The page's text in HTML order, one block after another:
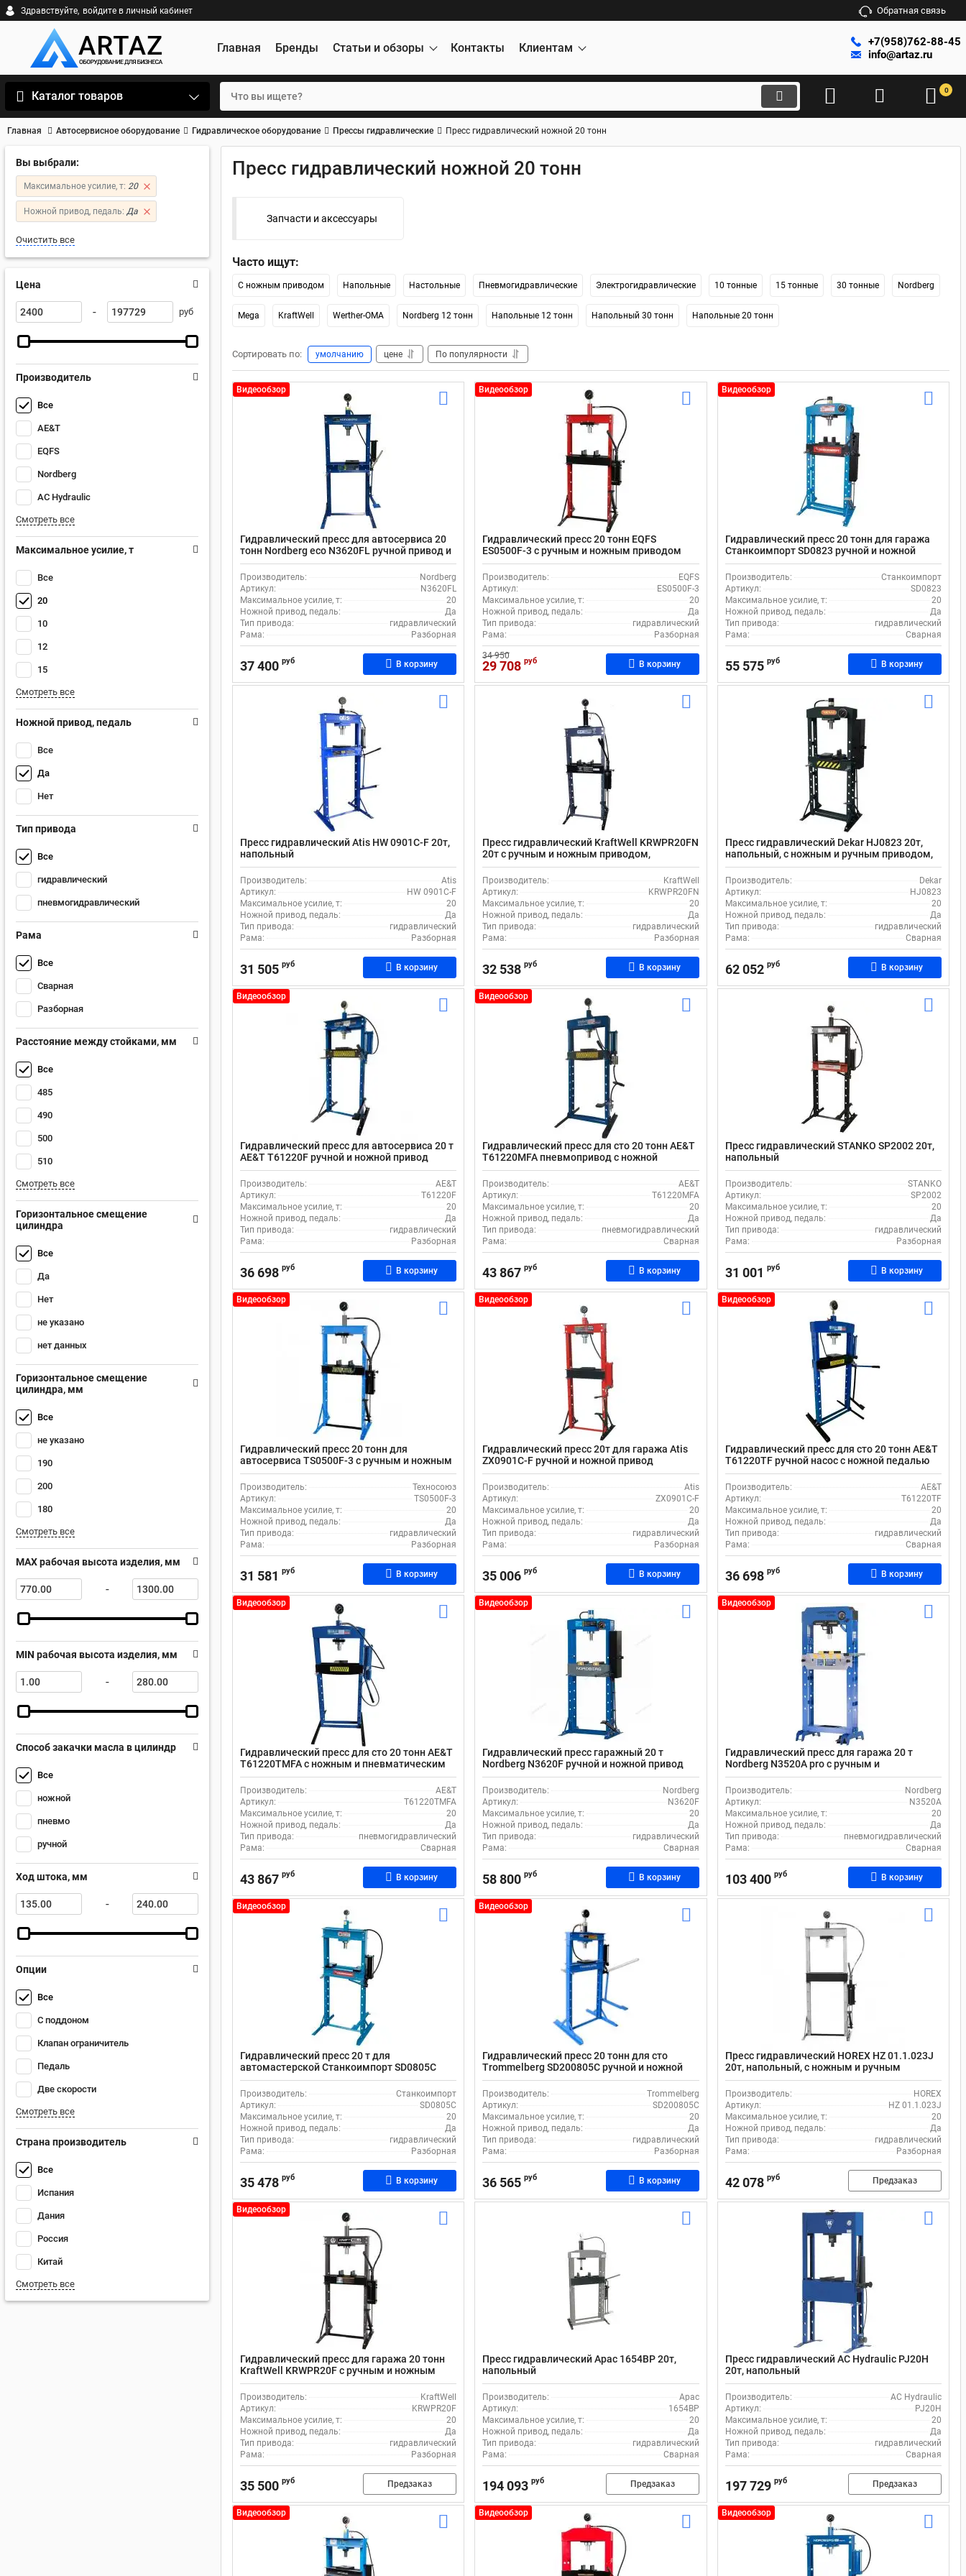
Здравствуйте, войдите в личный кабинет Обратная связь
Главная Бренды Статьи и обзоры Контакты Клиентам
+7(958)762-88-45
info@artaz.ru
Каталог товаров 0
Главная Автосервисное оборудование Гидравлическое оборудование Прессы гидравлические Пресс гидравлический ножной 20 тонн
Вы выбрали:
Максимальное усилие, т: 20
Ножной привод, педаль: Да
Очистить все
Цена
- руб
Производитель
Все
AE&T
EQFS
Nordberg
AC Hydraulic
Смотреть все
Максимальное усилие, т
Все
20
10
12
15
Смотреть все
Ножной привод, педаль
Все
Да
Нет
Тип привода
Все
гидравлический
пневмогидравлический
Рама
Все
Сварная
Разборная
Расстояние между стойками, мм
Все
485
490
500
510
Смотреть все
Горизонтальное смещение
цилиндра
Все
Да
Нет
не указано
нет данных
Горизонтальное смещение
цилиндра, мм
Все
не указано
190
200
180
Смотреть все
MAX рабочая высота изделия, мм
-
MIN рабочая высота изделия, мм
-
Способ закачки масла в цилиндр
Все
ножной
пневмо
ручной
Ход штока, мм
-
Опции
Все
С поддоном
Клапан ограничитель
Педаль
Две скорости
Смотреть все
Страна производитель
Все
Испания
Дания
Россия
Китай
Смотреть все
Пресс гидравлический ножной 20 тонн
Запчасти и аксессуары
Часто ищут:
С ножным приводом Напольные Настольные Пневмогидравлические Электрогидравлические 10 тонные 15 тонные 30 тонные Nordberg
Mega KraftWell Werther-OMA Nordberg 12 тонн Напольные 12 тонн Напольный 30 тонн Напольные 20 тонн
Сортировать по: умолчанию цене По популярности
Видеообзор
Гидравлический пресс для автосервиса 20
тонн Nordberg eco N3620FL ручной привод и
педаль
Производитель:
Nordberg
Артикул:
N3620FL
Максимальное усилие, т:
20
Ножной привод, педаль:
Да
Тип привода:
гидравлический
Рама:
Разборная
37 400 руб В корзину
Видеообзор
Гидравлический пресс 20 тонн EQFS
ES0500F-3 с ручным и ножным приводом
Производитель:
EQFS
Артикул:
ES0500F-3
Максимальное усилие, т:
20
Ножной привод, педаль:
Да
Тип привода:
гидравлический
Рама:
Разборная
34 950
29 708 руб В корзину
Видеообзор
Гидравлический пресс 20 тонн для гаража
Станкоимпорт SD0823 ручной и ножной
привод
Производитель:
Станкоимпорт
Артикул:
SD0823
Максимальное усилие, т:
20
Ножной привод, педаль:
Да
Тип привода:
гидравлический
Рама:
Сварная
55 575 руб В корзину
Пресс гидравлический Atis HW 0901C-F 20т,
напольный
Производитель:
Atis
Артикул:
HW 0901C-F
Максимальное усилие, т:
20
Ножной привод, педаль:
Да
Тип привода:
гидравлический
Рама:
Разборная
31 505 руб В корзину
Пресс гидравлический KraftWell KRWPR20FN
20т с ручным и ножным приводом,
напольный, с ходом штока 160 мм
Производитель:
KraftWell
Артикул:
KRWPR20FN
Максимальное усилие, т:
20
Ножной привод, педаль:
Да
Тип привода:
гидравлический
Рама:
Разборная
32 538 руб В корзину
Пресс гидравлический Dekar HJ0823 20т,
напольный, с ножным и ручным приводом,
со сварной рамой, ходом штока 160 мм
Производитель:
Dekar
Артикул:
HJ0823
Максимальное усилие, т:
20
Ножной привод, педаль:
Да
Тип привода:
гидравлический
Рама:
Сварная
62 052 руб В корзину
Видеообзор
Гидравлический пресс для автосервиса 20 т
AE&T Т61220F ручной и ножной привод
Производитель:
AE&T
Артикул:
T61220F
Максимальное усилие, т:
20
Ножной привод, педаль:
Да
Тип привода:
гидравлический
Рама:
Разборная
36 698 руб В корзину
Видеообзор
Гидравлический пресс для сто 20 тонн AE&T
T61220MFA пневмопривод с ножной
педалью
Производитель:
AE&T
Артикул:
T61220MFA
Максимальное усилие, т:
20
Ножной привод, педаль:
Да
Тип привода:
пневмогидравлический
Рама:
Сварная
43 867 руб В корзину
Пресс гидравлический STANKO SP2002 20т,
напольный
Производитель:
STANKO
Артикул:
SP2002
Максимальное усилие, т:
20
Ножной привод, педаль:
Да
Тип привода:
гидравлический
Рама:
Разборная
31 001 руб В корзину
Видеообзор
Гидравлический пресс 20 тонн для
автосервиса TS0500F-3 с ручным и ножным
приводом
Производитель:
Техносоюз
Артикул:
TS0500F-3
Максимальное усилие, т:
20
Ножной привод, педаль:
Да
Тип привода:
гидравлический
Рама:
Разборная
31 581 руб В корзину
Видеообзор
Гидравлический пресс 20т для гаража Atis
ZX0901C-F ручной и ножной привод
Производитель:
Atis
Артикул:
ZX0901C-F
Максимальное усилие, т:
20
Ножной привод, педаль:
Да
Тип привода:
гидравлический
Рама:
Разборная
35 006 руб В корзину
Видеообзор
Гидравлический пресс для сто 20 тонн AE&T
T61220TF ручной насос с ножной педалью
Производитель:
AE&T
Артикул:
T61220TF
Максимальное усилие, т:
20
Ножной привод, педаль:
Да
Тип привода:
гидравлический
Рама:
Сварная
36 698 руб В корзину
Видеообзор
Гидравлический пресс для сто 20 тонн AE&T
T61220TMFA с ножным и пневматическим
приводом
Производитель:
AE&T
Артикул:
T61220TMFA
Максимальное усилие, т:
20
Ножной привод, педаль:
Да
Тип привода:
пневмогидравлический
Рама:
Сварная
43 867 руб В корзину
Видеообзор
Гидравлический пресс гаражный 20 т
Nordberg N3620F ручной и ножной привод
Производитель:
Nordberg
Артикул:
N3620F
Максимальное усилие, т:
20
Ножной привод, педаль:
Да
Тип привода:
гидравлический
Рама:
Сварная
58 800 руб В корзину
Видеообзор
Гидравлический пресс для гаража 20 т
Nordberg N3520A pro с ручным и
пневматическим приводом
Производитель:
Nordberg
Артикул:
N3520A
Максимальное усилие, т:
20
Ножной привод, педаль:
Да
Тип привода:
пневмогидравлический
Рама:
Сварная
103 400 руб В корзину
Видеообзор
Гидравлический пресс 20 т для
автомастерской Станкоимпорт SD0805C
ручной и ножной привод
Производитель:
Станкоимпорт
Артикул:
SD0805C
Максимальное усилие, т:
20
Ножной привод, педаль:
Да
Тип привода:
гидравлический
Рама:
Разборная
35 478 руб В корзину
Видеообзор
Гидравлический пресс 20 тонн для сто
Trommelberg SD200805C ручной и ножной
привод
Производитель:
Trommelberg
Артикул:
SD200805C
Максимальное усилие, т:
20
Ножной привод, педаль:
Да
Тип привода:
гидравлический
Рама:
Разборная
36 565 руб В корзину
Пресс гидравлический HOREX HZ 01.1.023J
20т, напольный, с ножным и ручным
приводом, ходом штока 145 мм
Производитель:
HOREX
Артикул:
HZ 01.1.023J
Максимальное усилие, т:
20
Ножной привод, педаль:
Да
Тип привода:
гидравлический
Рама:
Разборная
42 078 руб Предзаказ
Видеообзор
Гидравлический пресс для гаража 20 тонн
KraftWell KRWPR20F с ручным и ножным
приводом
Производитель:
KraftWell
Артикул:
KRWPR20F
Максимальное усилие, т:
20
Ножной привод, педаль:
Да
Тип привода:
гидравлический
Рама:
Разборная
35 500 руб Предзаказ
Пресс гидравлический Apac 1654BP 20т,
напольный
Производитель:
Apac
Артикул:
1654BP
Максимальное усилие, т:
20
Ножной привод, педаль:
Да
Тип привода:
гидравлический
Рама:
Сварная
194 093 руб Предзаказ
Пресс гидравлический AC Hydraulic PJ20H
20т, напольный
Производитель:
AC Hydraulic
Артикул:
PJ20H
Максимальное усилие, т:
20
Ножной привод, педаль:
Да
Тип привода:
гидравлический
Рама:
Сварная
197 729 руб Предзаказ
Видеообзор Видеообзор Видеообзор